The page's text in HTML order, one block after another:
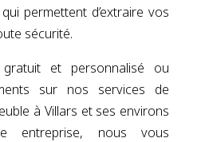
permettent d’extraire vos
sécurité.
gratuit et personnalisé ou
sur nos services de
à Villars et ses environs
entreprise, nous vous